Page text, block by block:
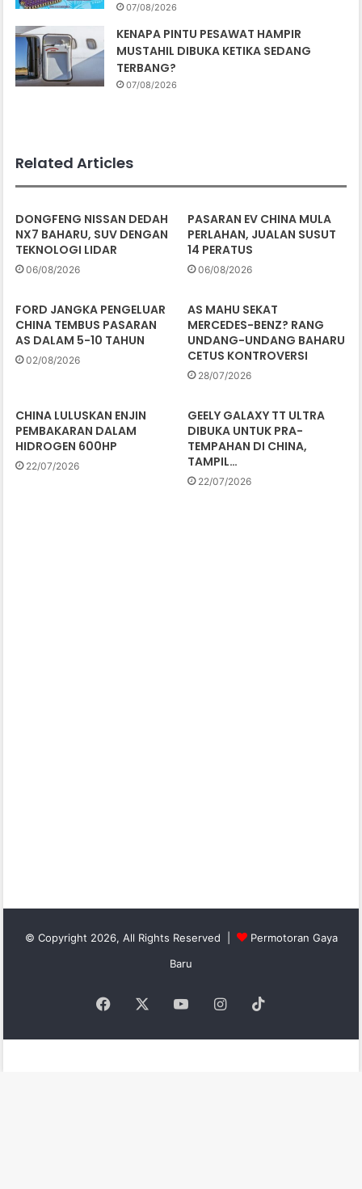
07/08/2026
KENAPA PINTU PESAWAT HAMPIR
MUSTAHIL DIBUKA KETIKA SEDANG
TERBANG?
07/08/2026
Related Articles
DONGFENG NISSAN DEDAH
NX7 BAHARU, SUV DENGAN
TEKNOLOGI LIDAR
06/08/2026
PASARAN EV CHINA MULA
PERLAHAN, JUALAN SUSUT
14 PERATUS
06/08/2026
FORD JANGKA PENGELUAR
CHINA TEMBUS PASARAN
AS DALAM 5-10 TAHUN
02/08/2026
AS MAHU SEKAT
MERCEDES-BENZ? RANG
UNDANG-UNDANG BAHARU
CETUS KONTROVERSI
28/07/2026
CHINA LULUSKAN ENJIN
PEMBAKARAN DALAM
HIDROGEN 600HP
22/07/2026
GEELY GALAXY TT ULTRA
DIBUKA UNTUK PRA-
TEMPAHAN DI CHINA,
TAMPIL…
22/07/2026
© Copyright 2026, All Rights Reserved |
Permotoran Gaya
Baru
Facebook YouTubeInstagram